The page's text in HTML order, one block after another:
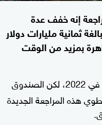
إنه خفف عدة
ثمانية مليارات دولار
بمزيد من الوقت
والصندوق على حزمة في 2022، لكن الصندوق
هذه المراجعة الجديدة